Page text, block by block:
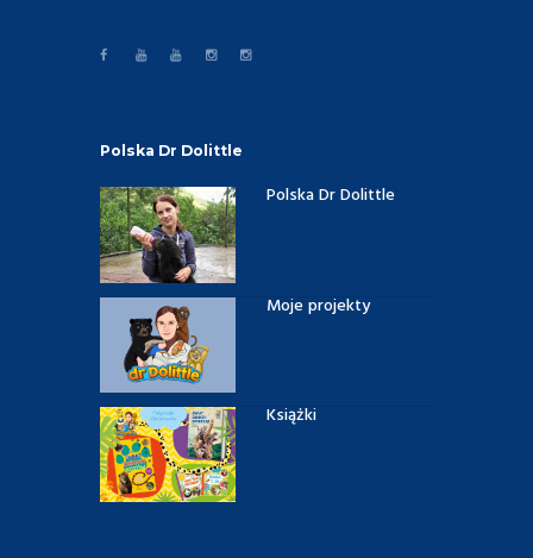
Polska Dr Dolittle
Polska Dr Dolittle
Moje projekty
Książki